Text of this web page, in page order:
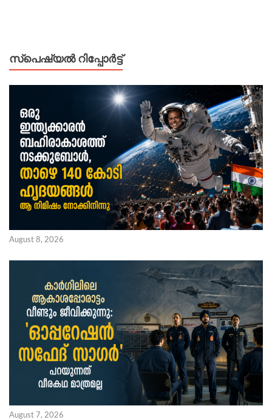
സ്പെഷ്യൽ റിപ്പോര്‍ട്ട്
August 8, 2026
August 7, 2026